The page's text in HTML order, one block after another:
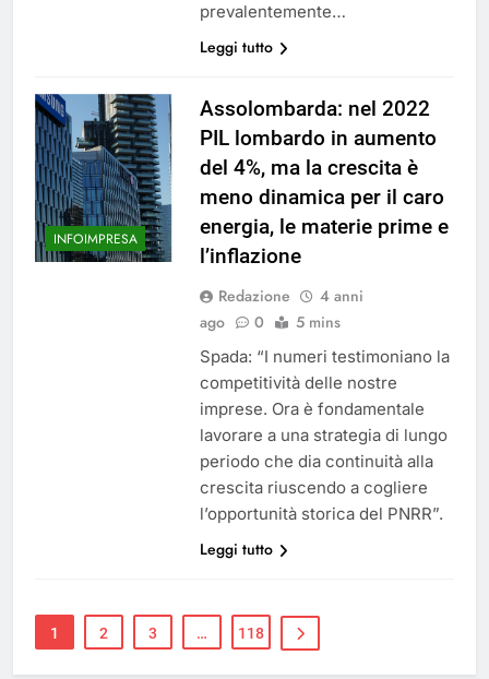
prevalentemente…
Leggi tutto
INFOIMPRESA
Assolombarda: nel 2022
PIL lombardo in aumento
del 4%, ma la crescita è
meno dinamica per il caro
energia, le materie prime e
l’inflazione
Redazione
4 anni
ago
0 5 mins
Spada: “I numeri testimoniano la
competitività delle nostre
imprese. Ora è fondamentale
lavorare a una strategia di lungo
periodo che dia continuità alla
crescita riuscendo a cogliere
l’opportunità storica del PNRR”.
Leggi tutto
1 2 3 … 118